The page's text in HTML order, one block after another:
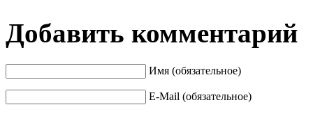
Добавить комментарий
Имя (обязательное)
E-Mail (обязательное)